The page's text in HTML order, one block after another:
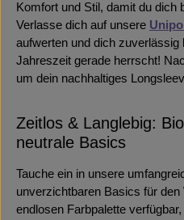
Komfort und Stil, damit du dich
Verlasse dich auf unsere
aufwerten und dich zuverlässig
Jahreszeit gerade herrscht!
um dein nachhaltiges
Zeitlos & Langlebig:
neutrale Basics
Tauche ein in unsere
unverzichtbaren Basics für
endlosen Farbpalette